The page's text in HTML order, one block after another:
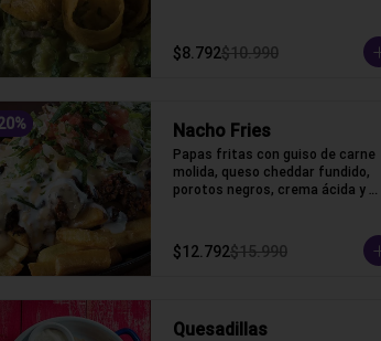
$8.792$10.990
% Nacho Fries
Papas fritas con guiso de carne
molida, queso cheddar fundido,
porotos negros, crema ácida y
$12.792$15.990
Quesadillas